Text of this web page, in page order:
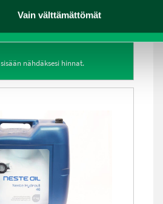
Vain välttämättömät
MOBIL DELVAC XHP ESP
4 LITRAN KANNU
nähdäksesi hinnat.